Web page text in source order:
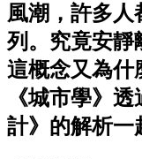
風潮，許多人
列。究竟安靜
這概念又為什
《城市學》
計》的解析一